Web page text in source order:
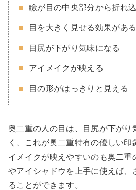
瞼が目の中央部分から折れ
目を大きく見せる効果がある
目尻が下がり気味になる
アイメイクが映える
目の形がはっきりと見える
奥二重の人の目は、目尻が下がり
く、これが奥二重特有の優しい
イメイクが映えやすいのも奥二重
やアイシャドウを上手に使えば、
ることができます。